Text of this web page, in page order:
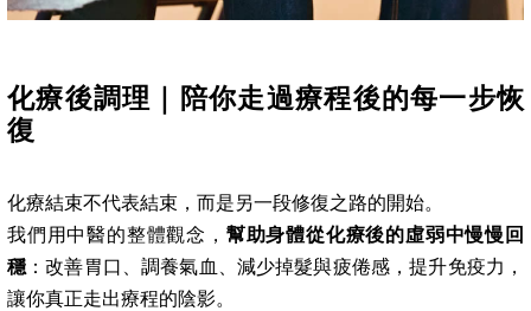
化療後調理｜陪你走過療程後的每一步恢
復
化療結束不代表結束，而是另一段修復之路的開始。
我們用中醫的整體觀念， 幫助身體從化療後的虛弱中慢慢回
穩 ：改善胃口、調養氣血、減少掉髮與疲倦感，提升免疫力，
讓你真正走出療程的陰影。